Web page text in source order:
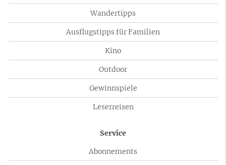
Wandertipps
Ausflugstipps für Familien
Kino
Outdoor
Gewinnspiele
Leserreisen
Service
Abonnements